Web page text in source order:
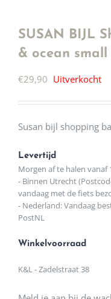
SUSAN BIJL
& ocean small
€29,90 Uitverkocht
Susan bijl shopping
Levertijd
Morgen af te halen
- Binnen Utrecht
vandaag met de fiets
- Nederland: Vandaag
PostNL
Winkelvoorraad
K&L - Zadelstraat 38